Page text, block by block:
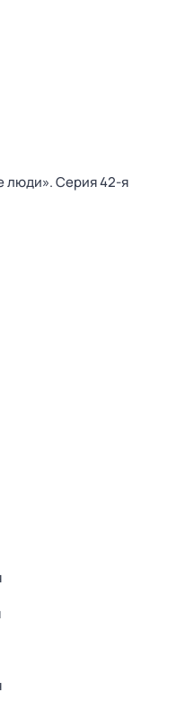
люди». Серия 42-я